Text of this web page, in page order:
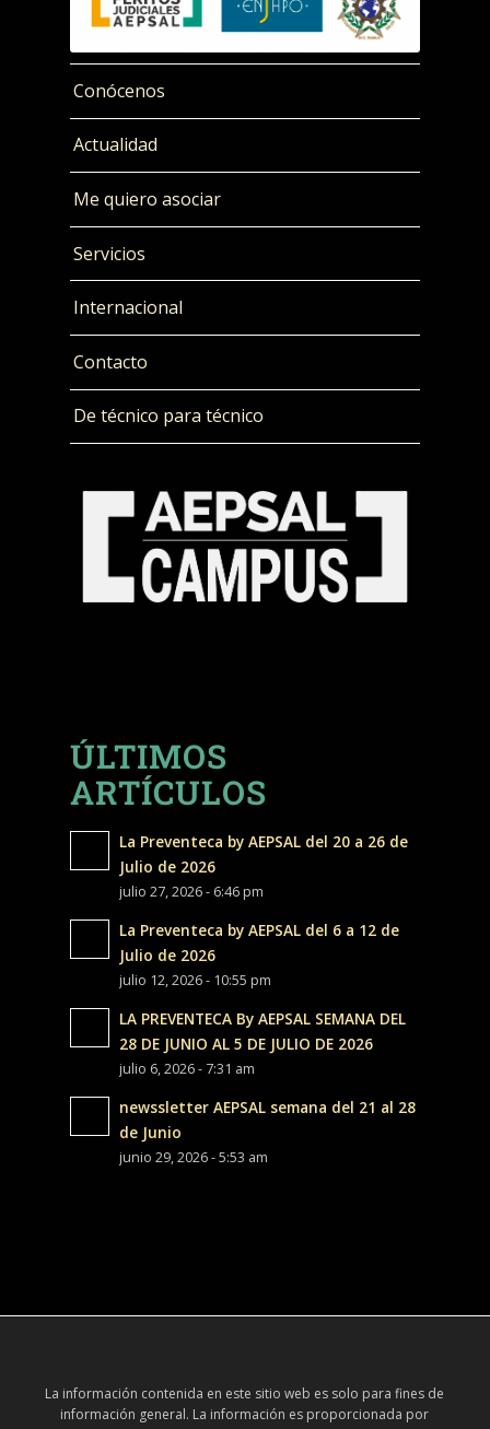
Conócenos
Actualidad
Me quiero asociar
Servicios
Internacional
Contacto
De técnico para técnico
ÚLTIMOS
ARTÍCULOS
La Preventeca by AEPSAL del 20 a 26 de
Julio de 2026
julio 27, 2026 - 6:46 pm
La Preventeca by AEPSAL del 6 a 12 de
Julio de 2026
julio 12, 2026 - 10:55 pm
LA PREVENTECA By AEPSAL SEMANA DEL
28 DE JUNIO AL 5 DE JULIO DE 2026
julio 6, 2026 - 7:31 am
newssletter AEPSAL semana del 21 al 28
de Junio
junio 29, 2026 - 5:53 am
La información contenida en este sitio web es solo para fines de
información general. La información es proporcionada por